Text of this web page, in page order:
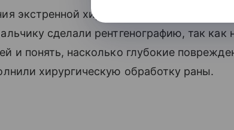
экстренной хирургической помощи
сделали рентгенографию, так как
и понять, насколько глубокие
хирургическую обработку раны.